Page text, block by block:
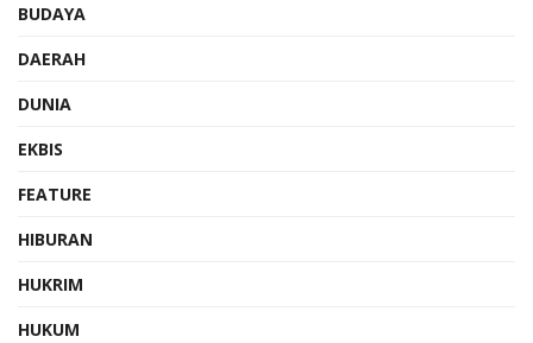
BUDAYA
DAERAH
DUNIA
EKBIS
FEATURE
HIBURAN
HUKRIM
HUKUM